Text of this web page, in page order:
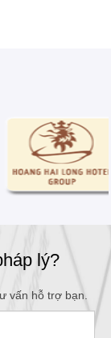
lý?
vấn hỗ trợ bạn.